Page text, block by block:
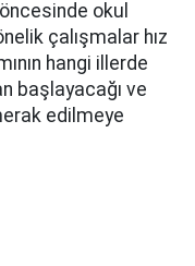
okul
çalışmalar hız
hangi illerde
başlayacağı ve
edilmeye